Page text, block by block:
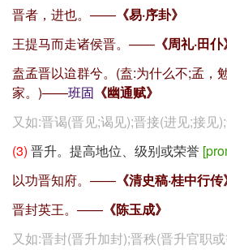
晋者，进也。—— 《易·序卦》
王提马而走诸侯晋。—— 《周礼·田仆
盍孟晋以迨群兮。(盍:为什么不;孟，
家。)——班固 《幽通赋》
又如:晋谒(晋见;谒见);晋接(进见;接见
(3) 晋升。提高地位、级别或荣誉
以功晋知府。—— 《清史稿·桂中行传
晋封英王。—— 《陈玉成》
又如:晋封(晋升加封);晋秩(晋升官职